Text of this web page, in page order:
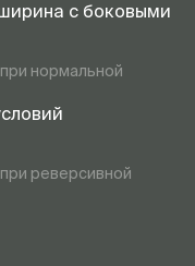
с боковыми
при нормальной
при реверсивной